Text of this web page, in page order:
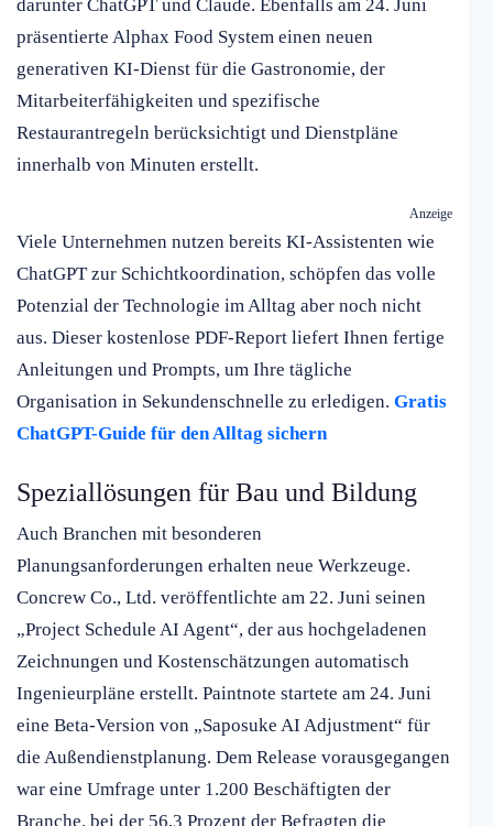
darunter ChatGPT und Claude. Ebenfalls am 24. Juni
präsentierte Alphax Food System einen neuen
generativen KI-Dienst für die Gastronomie, der
Mitarbeiterfähigkeiten und spezifische
Restaurantregeln berücksichtigt und Dienstpläne
innerhalb von Minuten erstellt.
Anzeige
Viele Unternehmen nutzen bereits KI-Assistenten wie
ChatGPT zur Schichtkoordination, schöpfen das volle
Potenzial der Technologie im Alltag aber noch nicht
aus. Dieser kostenlose PDF-Report liefert Ihnen fertige
Anleitungen und Prompts, um Ihre tägliche
Organisation in Sekundenschnelle zu erledigen. Gratis
ChatGPT-Guide für den Alltag sichern
Speziallösungen für Bau und Bildung
Auch Branchen mit besonderen
Planungsanforderungen erhalten neue Werkzeuge.
Concrew Co., Ltd. veröffentlichte am 22. Juni seinen
„Project Schedule AI Agent“, der aus hochgeladenen
Zeichnungen und Kostenschätzungen automatisch
Ingenieurpläne erstellt. Paintnote startete am 24. Juni
eine Beta-Version von „Saposuke AI Adjustment“ für
die Außendienstplanung. Dem Release vorausgegangen
war eine Umfrage unter 1.200 Beschäftigten der
Branche, bei der 56,3 Prozent der Befragten die